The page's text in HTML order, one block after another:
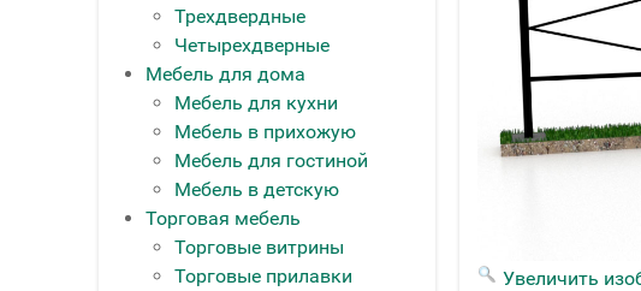
Трехдвердные
Четырехдверные
Мебель для дома
Мебель для кухни
Мебель в прихожую
Мебель для гостиной
Мебель в детскую
Торговая мебель
Торговые витрины
Торговые прилавки
Увеличить